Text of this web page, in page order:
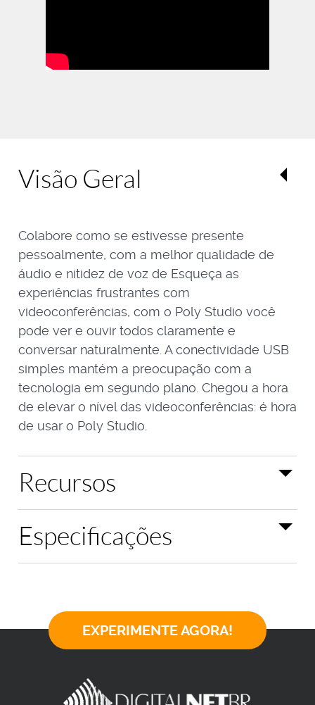
Visão Geral
Colabore como se estivesse presente
pessoalmente, com a melhor qualidade de
áudio e nitidez de voz de Esqueça as
experiências frustrantes com
videoconferências, com o Poly Studio você
pode ver e ouvir todos claramente e
conversar naturalmente. A conectividade USB
simples mantém a preocupação com a
tecnologia em segundo plano. Chegou a hora
de elevar o nível das videoconferências: é hora
de usar o Poly Studio.
Recursos
Especificações
EXPERIMENTE AGORA!